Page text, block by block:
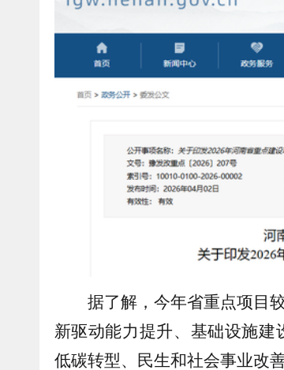
据了解，今年省重点项目
新驱动能力提升、基础设施
低碳转型、民生和社会事业改